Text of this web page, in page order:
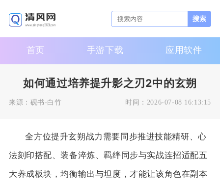
搜索
首页 手游下载 应用软件
如何通过培养提升影之刃2中的玄朔
来源： 砚书-白竹 时间： 2026-07-08 16:13:15
全方位提升玄朔战力需要同步推进技能精研、心
法刻印搭配、装备淬炼、羁绊同步与实战连招适配五
大养成板块，均衡输出与坦度，才能让该角色在副本